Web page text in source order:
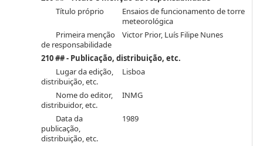
Título próprio
Ensaios de funcionamento de torre
meteorológica
Primeira menção
de responsabilidade
Victor Prior, Luís Filipe Nunes
210 ## - Publicação, distribuição, etc.
Lugar da edição,
distribuição, etc.
Lisboa
Nome do editor,
distribuidor, etc.
INMG
Data da
publicação,
distribuição, etc.
1989